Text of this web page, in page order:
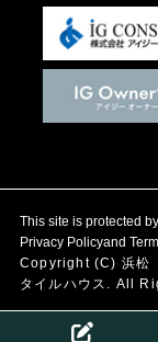
This site is protected
Privacy Policyand
Copyright (C) 浜松
タイルハウス. All